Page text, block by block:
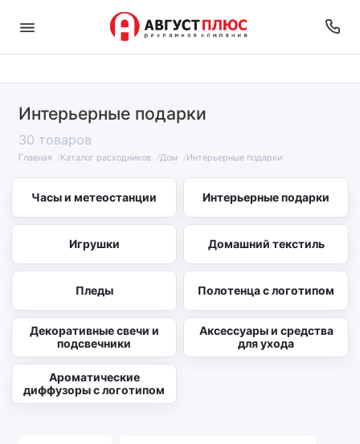
Интерьерные подарки
30 товаров
Главная Каталог расходников Дом Интерьерные подарки
Часы и метеостанции Интерьерные подарки
Игрушки Домашний текстиль
Пледы Полотенца с логотипом
Декоративные свечи и
подсвечники
Аксессуары и средства
для ухода
Ароматические
диффузоры с логотипом